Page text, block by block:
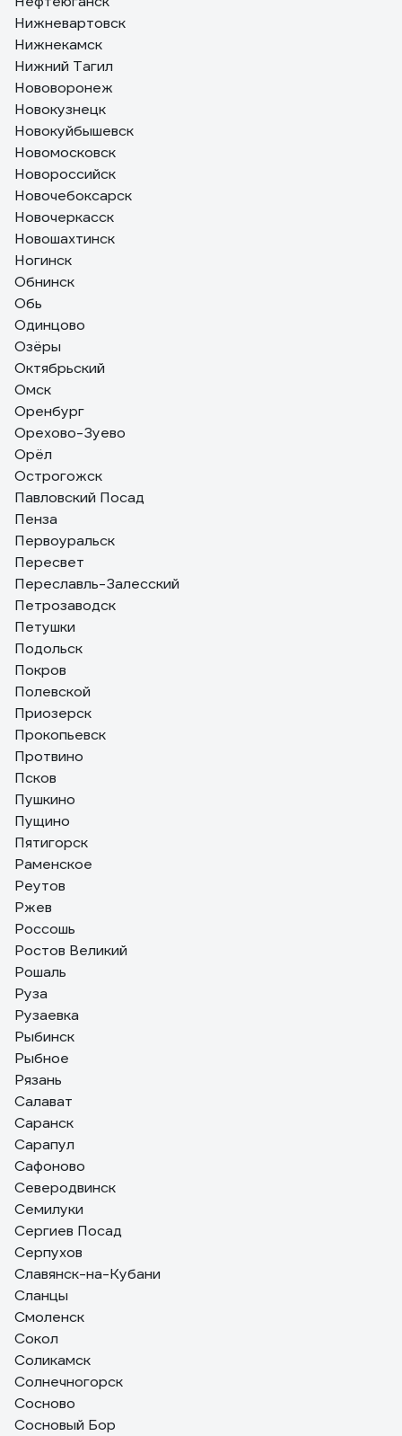
Нижневартовск
Нижнекамск
Нижний Тагил
Нововоронеж
Новокузнецк
Новокуйбышевск
Новомосковск
Новороссийск
Новочебоксарск
Новочеркасск
Новошахтинск
Ногинск
Обнинск
Обь
Одинцово
Озёры
Октябрьский
Омск
Оренбург
Орехово-Зуево
Орёл
Острогожск
Павловский Посад
Пенза
Первоуральск
Пересвет
Переславль-Залесский
Петрозаводск
Петушки
Подольск
Покров
Полевской
Приозерск
Прокопьевск
Протвино
Псков
Пушкино
Пущино
Пятигорск
Раменское
Реутов
Ржев
Россошь
Ростов Великий
Рошаль
Руза
Рузаевка
Рыбинск
Рыбное
Рязань
Салават
Саранск
Сарапул
Сафоново
Северодвинск
Семилуки
Сергиев Посад
Серпухов
Славянск-на-Кубани
Сланцы
Смоленск
Сокол
Соликамск
Солнечногорск
Сосново
Сосновый Бор